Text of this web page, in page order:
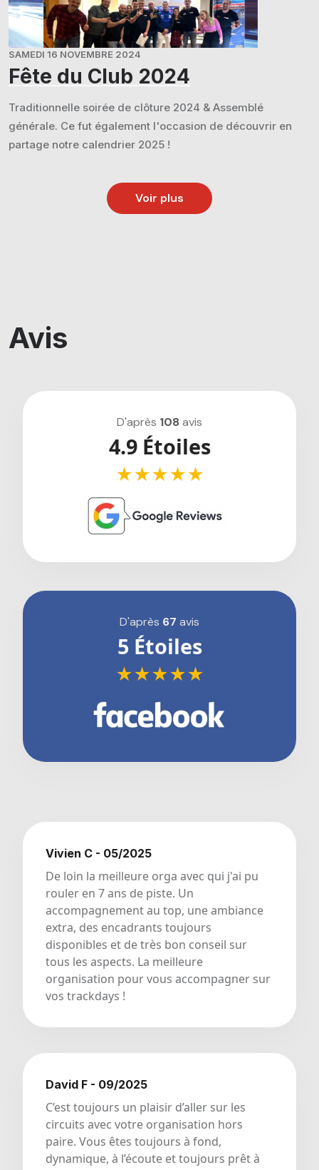
SAMEDI 16 NOVEMBRE 2024
Fête du Club 2024
Traditionnelle soirée de clôture 2024 & Assemblé
générale. Ce fut également l'occasion de découvrir en
partage notre calendrier 2025 !
Voir plus
Avis
D'après 108 avis
4.9 Étoiles
★★★★★
D'après 67 avis
5 Étoiles
★★★★★
Vivien C - 05/2025
De loin la meilleure orga avec qui j'ai pu
rouler en 7 ans de piste. Un
accompagnement au top, une ambiance
extra, des encadrants toujours
disponibles et de très bon conseil sur
tous les aspects. La meilleure
organisation pour vous accompagner sur
vos trackdays !
David F - 09/2025
C’est toujours un plaisir d’aller sur les
circuits avec votre organisation hors
paire. Vous êtes toujours à fond,
dynamique, à l’écoute et toujours prêt à